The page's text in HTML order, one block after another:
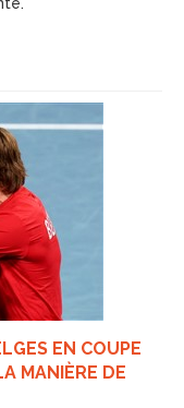
EN COUPE
MANIÈRE DE